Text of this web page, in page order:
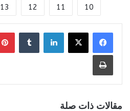
10
11
12
13
لينكدإن
طباعة
مقالات ذات صلة